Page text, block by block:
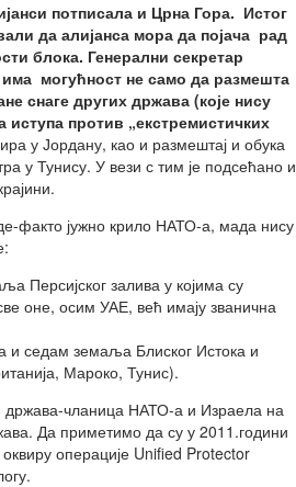
потписала и Црна Гора. Истог
да алијанса мора да појача рад
блока. Генерални секретар
могућност не само да размешта
снаге других држава (које нису
против „екстремистичких
у Јордану, као и размештај и обука
у Тунису. У вези с тим је подсећано и
факто јужно крило НАТО-а, мада нису
Персијског залива у којима су
оне, осим УАЕ, већ имају званична
седам земаља Блиског Истока и
Мароко, Тунис).
држава-чланица НАТО-а и Израела на
Да приметимо да су у 2011.години
операције Unified Protector